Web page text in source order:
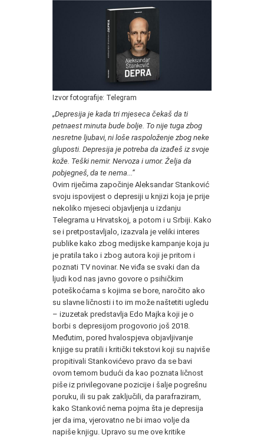
Izvor fotografije: Telegram
„Depresija je kada tri mjeseca čekaš da ti
petnaest minuta bude bolje. To nije tuga zbog
nesretne ljubavi, ni loše raspoloženje zbog neke
gluposti. Depresija je potreba da izađeš iz svoje
kože. Teški nemir. Nervoza i umor. Želja da
pobjegneš, da te nema...”
Ovim riječima započinje Aleksandar Stanković
svoju ispovijest o depresiji u knjizi koja je prije
nekoliko mjeseci objavljenja u izdanju
Telegrama u Hrvatskoj, a potom i u Srbiji. Kako
se i pretpostavljalo, izazvala je veliki interes
publike kako zbog medijske kampanje koja ju
je pratila tako i zbog autora koji je pritom i
poznati TV novinar. Ne viđa se svaki dan da
ljudi kod nas javno govore o psihičkim
poteškoćama s kojima se bore, naročito ako
su slavne ličnosti i to im može naštetiti ugledu
– izuzetak predstavlja Edo Majka koji je o
borbi s depresijom progovorio još 2018.
Međutim, pored hvalospjeva objavljivanje
knjige su pratili i kritički tekstovi koji su najviše
propitivali Stankovićevo pravo da se bavi
ovom temom budući da kao poznata ličnost
piše iz privilegovane pozicije i šalje pogrešnu
poruku, ili su pak zaključili, da parafraziram,
kako Stanković nema pojma šta je depresija
jer da ima, vjerovatno ne bi imao volje da
napiše knjigu. Upravo su me ove kritike